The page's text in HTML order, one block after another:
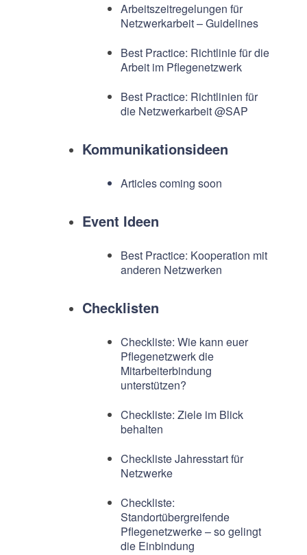
Arbeitszeitregelungen für
Netzwerkarbeit – Guidelines
Best Practice: Richtlinie für die
Arbeit im Pflegenetzwerk
Best Practice: Richtlinien für
die Netzwerkarbeit @SAP
Kommunikationsideen
Articles coming soon
Event Ideen
Best Practice: Kooperation mit
anderen Netzwerken
Checklisten
Checkliste: Wie kann euer
Pflegenetzwerk die
Mitarbeiterbindung
unterstützen?
Checkliste: Ziele im Blick
behalten
Checkliste Jahresstart für
Netzwerke
Checkliste:
Standortübergreifende
Pflegenetzwerke – so gelingt
die Einbindung